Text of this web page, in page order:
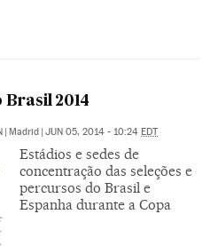
Brasil 2014
Madrid JUN 05, 2014 - 10:24 EDT
Estádios e sedes de
concentração das seleções e
percursos do Brasil e
Espanha durante a Copa